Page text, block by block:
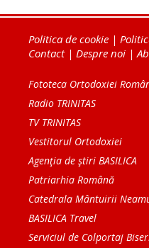
Politica de cookie |
Contact| Despre noi |
Fototeca Ortodoxiei
Radio TRINITAS
TV TRINITAS
Vestitorul Ortodoxiei
Agenţia de ştiri BASILICA
Patriarhia Română
Catedrala Mântuirii
BASILICA Travel
Serviciul de Colportaj